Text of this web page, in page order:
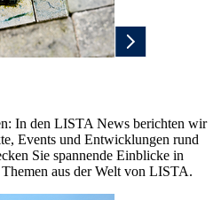
In den LISTA News berichten wir
Events und Entwicklungen rund
Sie spannende Einblicke in
aus der Welt von LISTA.